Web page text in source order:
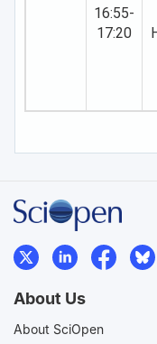
16:55-
17:20
About Us
About SciOpen